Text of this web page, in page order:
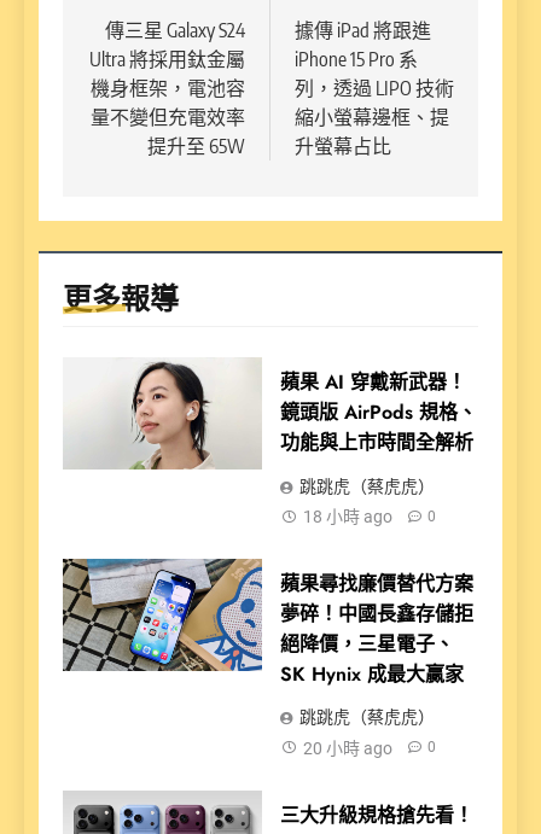
章
導
覽
傳三星 Galaxy S24
Ultra 將採用鈦金屬
機身框架，電池容
量不變但充電效率
提升至 65W
據傳 iPad 將跟進
iPhone 15 Pro 系
列，透過 LIPO 技術
縮小螢幕邊框、提
升螢幕占比
更多報導
蘋果 AI 穿戴新武器！
鏡頭版 AirPods 規格、
功能與上市時間全解析
跳跳虎（蔡虎虎）
18 小時 ago
0
蘋果尋找廉價替代方案
夢碎！中國長鑫存儲拒
絕降價，三星電子、
SK Hynix 成最大贏家
跳跳虎（蔡虎虎）
20 小時 ago
0
三大升級規格搶先看！